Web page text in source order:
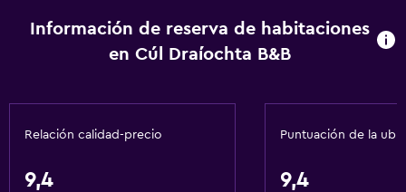
Información de reserva de habitaciones
en Cúl Draíochta B&B
Relación calidad-precio
9,4
Puntuación de la
9,4